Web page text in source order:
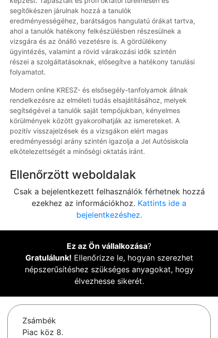
segítőkészen járulnak hozzá a tanulók
eredményességéhez, barátságos hangulatú órákat tartva,
ahol a tanulók hatékony felkészülésben részesülnek a
vizsgára és az önálló vezetésre is. A gördülékeny
ügyintézés, valamint a rövid várakozási idők szintén
részei a szolgáltatásoknak, elősegítve a hatékony tanulási
folyamatot.
Modern online KRESZ- és elsősegély-tanfolyamok állnak
rendelkezésre az elméleti tudás elsajátításához, melyek
segítségével a tanulók saját tempójukban, kényelmes
körülmények között gyakorolhatják az ismereteket. A
pozitív visszajelzések és a vizsgákon elért magas
eredményességi arány szintén igazolja a Jel Autósiskola
elkötelezettségét a minőségi oktatás iránt.
Ellenőrzött weboldalak
Csak a bejelentkezett felhasználók férhetnek hozzá
ezekhez az információkhoz. Kattints ide a
bejelentkezéshez.
Ez az Ön vállalkozása?
Gratulálunk! Ellenőrizze le, hogyan szerezhet
népszerűsítéshez szükséges anyagokat, hogy
élvezhesse sikerét.
Zsámbék
Piac köz 8.